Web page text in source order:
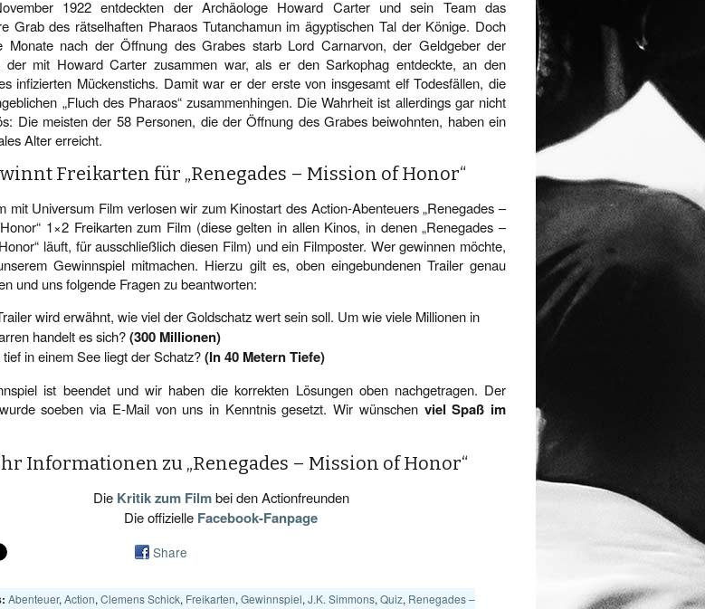
1922 entdeckten der Archäologe Howard Carter und sein Team das
Grab des rätselhaften Pharaos Tutanchamun im ägyptischen Tal der Könige. Doch
Monate nach der Öffnung des Grabes starb Lord Carnarvon, der Geldgeber der
der mit Howard Carter zusammen war, als er den Sarkophag entdeckte, an den
infizierten Mückenstichs. Damit war er der erste von insgesamt elf Todesfällen, die
„Fluch des Pharaos“ zusammenhingen. Die Wahrheit ist allerdings gar nicht
Die meisten der 58 Personen, die der Öffnung des Grabes beiwohnten, haben ein
Alter erreicht.
Freikarten für „Renegades – Mission of Honor“
mit Universum Film verlosen wir zum Kinostart des Action-Abenteuers „Renegades –
1×2 Freikarten zum Film (diese gelten in allen Kinos, in denen „Renegades –
läuft, für ausschließlich diesen Film) und ein Filmposter. Wer gewinnen möchte,
Gewinnspiel mitmachen. Hierzu gilt es, oben eingebundenen Trailer genau
und uns folgende Fragen zu beantworten:
wird erwähnt, wie viel der Goldschatz wert sein soll. Um wie viele Millionen in
handelt es sich?(300 Millionen)
in einem See liegt der Schatz?(In 40 Metern Tiefe)
ist beendet und wir haben die korrekten Lösungen oben nachgetragen. Der
soeben via E-Mail von uns in Kenntnis gesetzt. Wir wünschen viel Spaß im
Informationen zu „Renegades – Mission of Honor“
Die Kritik zum Filmbei den Actionfreunden
Die offizielle Facebook-Fanpage
Share
Abenteuer, Action, Clemens Schick, Freikarten, Gewinnspiel, J.K. Simmons, Quiz, Renegades –